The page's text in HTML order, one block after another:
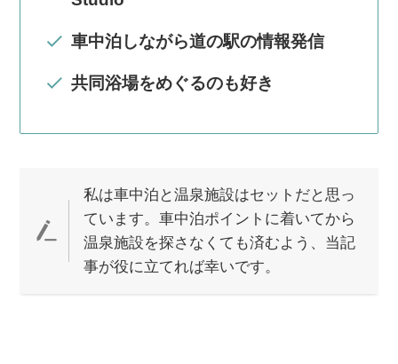
車中泊しながら道の駅の情報発信
共同浴場をめぐるのも好き
私は車中泊と温泉施設はセットだと思っ
ています。車中泊ポイントに着いてから
温泉施設を探さなくても済むよう、当記
事が役に立てれば幸いです。